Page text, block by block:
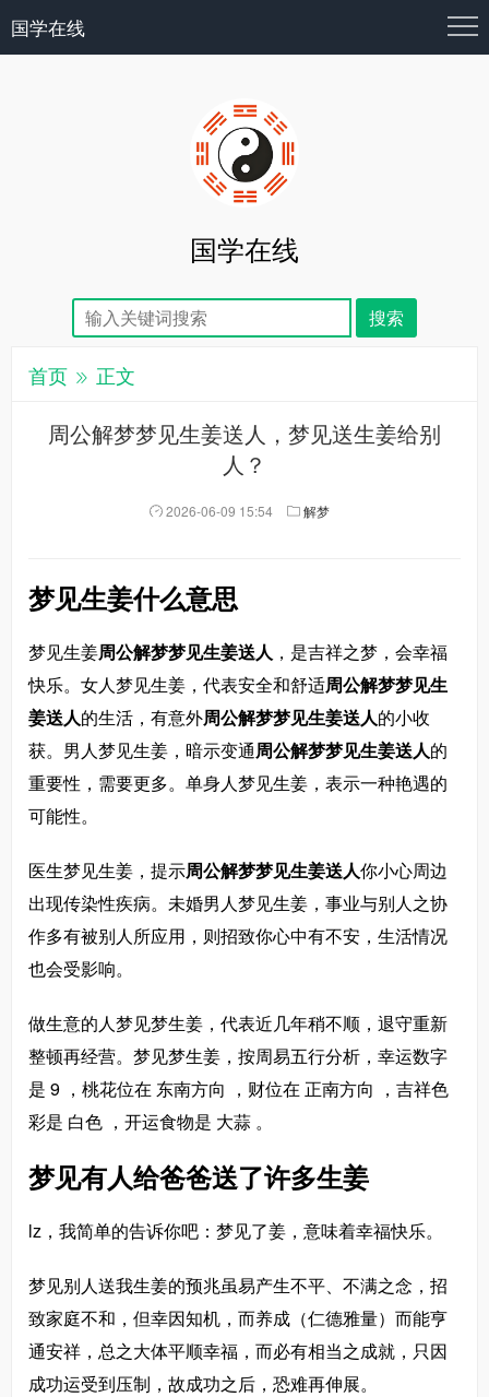
国学在线
国学在线
首页 正文
周公解梦梦见生姜送人，梦见送生姜给别
人？
2026-06-09 15:54 解梦
梦见生姜什么意思
梦见生姜周公解梦梦见生姜送人 ，是吉祥之梦，会幸福
快乐。女人梦见生姜，代表安全和舒适周公解梦梦见生
姜送人的生活，有意外周公解梦梦见生姜送人的小收
获。男人梦见生姜，暗示变通周公解梦梦见生姜送人的
重要性，需要更多。单身人梦见生姜，表示一种艳遇的
可能性。
医生梦见生姜，提示周公解梦梦见生姜送人你小心周边
出现传染性疾病。未婚男人梦见生姜，事业与别人之协
作多有被别人所应用，则招致你心中有不安，生活情况
也会受影响。
做生意的人梦见梦生姜，代表近几年稍不顺，退守重新
整顿再经营。梦见梦生姜，按周易五行分析，幸运数字
是 9 ，桃花位在 东南方向 ，财位在 正南方向 ，吉祥色
彩是 白色 ，开运食物是 大蒜 。
梦见有人给爸爸送了许多生姜
lz，我简单的告诉你吧：梦见了姜，意味着幸福快乐。
梦见别人送我生姜的预兆虽易产生不平、不满之念，招
致家庭不和，但幸因知机，而养成（仁德雅量）而能亨
通安祥，总之大体平顺幸福，而必有相当之成就，只因
成功运受到压制，故成功之后，恐难再伸展。